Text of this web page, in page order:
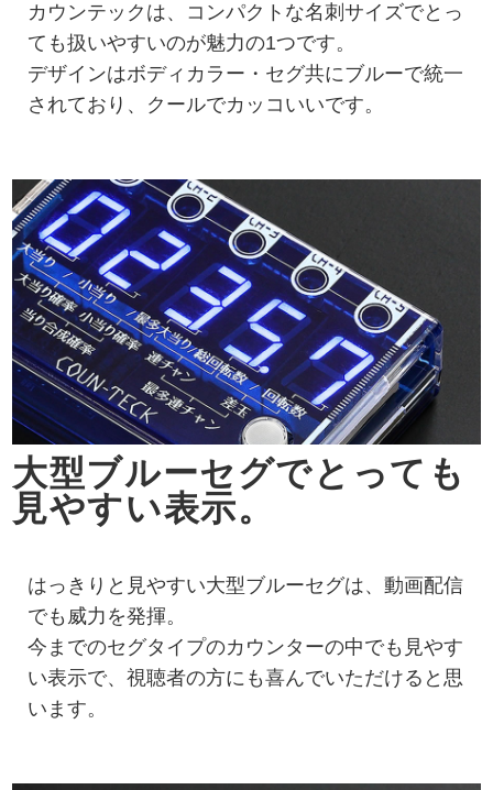
カウンテックは、コンパクトな名刺サイズでとっ
ても扱いやすいのが魅力の1つです。
デザインはボディカラー・セグ共にブルーで統一
されており、クールでカッコいいです。
大型ブルーセグでとっても
見やすい表示。
はっきりと見やすい大型ブルーセグは、動画配信
でも威力を発揮。
今までのセグタイプのカウンターの中でも見やす
い表示で、視聴者の方にも喜んでいただけると思
います。